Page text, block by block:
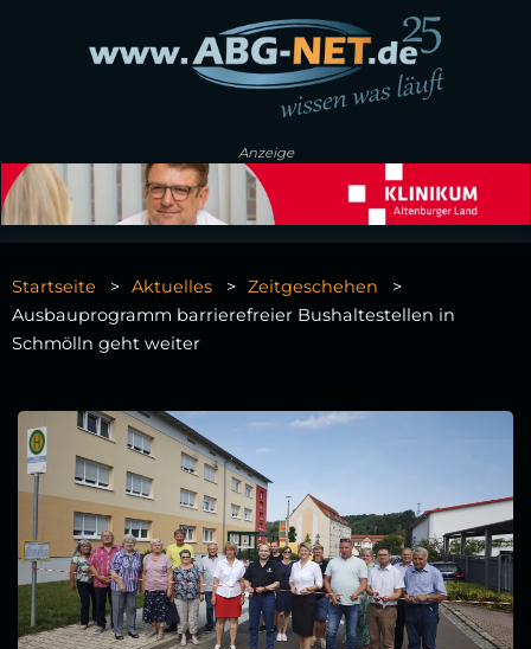
Anzeige
Startseite Aktuelles
Zeitgeschehen
Ausbauprogramm barrierefreier Bushaltestellen in
Schmölln geht weiter